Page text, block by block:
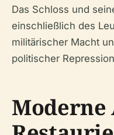
Das Schloss und
einschließlich des
militärischer Macht
politischer
Moderne